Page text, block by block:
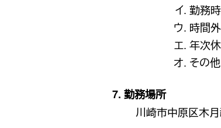
勤務
時間
年次
その
7. 勤務場所
川崎市中原区木